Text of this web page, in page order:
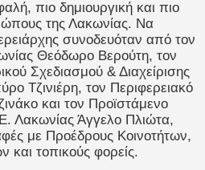
πιο δημιουργική και πιο
της Λακωνίας. Να
συνοδευόταν από τον
Θεόδωρο Βερούτη, τον
Σχεδιασμού & Διαχείρισης
Τζινιέρη, τον Περιφερειακό
και τον Προϊστάμενο
Λακωνίας Άγγελο Πλιώτα,
με Προέδρους Κοινοτήτων,
τοπικούς φορείς.